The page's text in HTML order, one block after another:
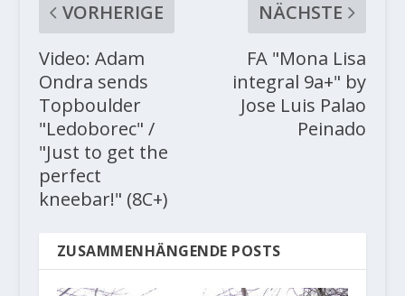
VORHERIGE
Video: Adam
Ondra sends
Topboulder
"Ledoborec" /
"Just to get the
perfect
kneebar!" (8C+)
NÄCHSTE
FA "Mona Lisa
integral 9a+" by
Jose Luis Palao
Peinado
ZUSAMMENHÄNGENDE POSTS